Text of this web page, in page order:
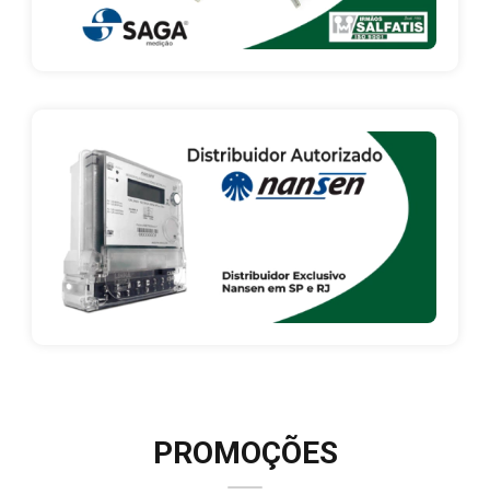
PROMOÇÕES